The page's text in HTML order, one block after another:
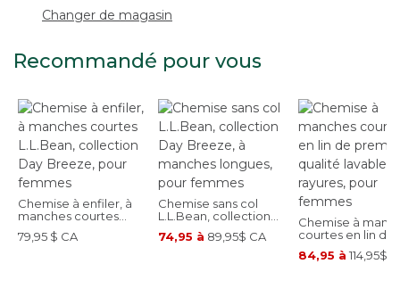
Changer de magasin
Recommandé pour vous
Chemise à enfiler, à
manches courtes
L.L.Bean, collection
Day Breeze, pour
79,95 $ CA
Chemise sans col
L.L.Bean, collection
manches longues,
74,95 à 89,95$ CA
Chemise à
courtes en lin de
première qualité
lavable, à rayures,
84,95 à 114,95$